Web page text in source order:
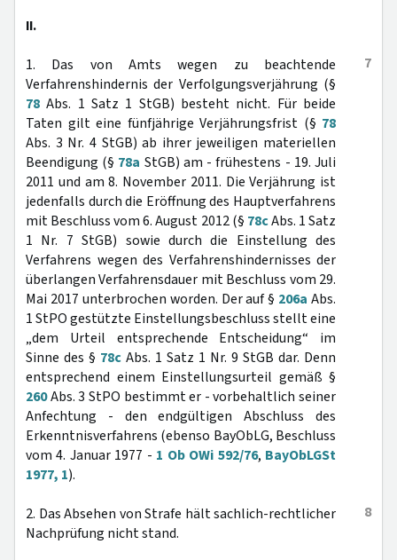
II.
7
1. Das von Amts wegen zu beachtende
Verfahrenshindernis der Verfolgungsverjährung (§
78 Abs. 1 Satz 1 StGB) besteht nicht. Für beide
Taten gilt eine fünfjährige Verjährungsfrist (§ 78
Abs. 3 Nr. 4 StGB) ab ihrer jeweiligen materiellen
Beendigung (§ 78a StGB) am - frühestens - 19. Juli
2011 und am 8. November 2011. Die Verjährung ist
jedenfalls durch die Eröffnung des Hauptverfahrens
mit Beschluss vom 6. August 2012 (§ 78cAbs. 1 Satz
1 Nr. 7 StGB) sowie durch die Einstellung des
Verfahrens wegen des Verfahrenshindernisses der
überlangen Verfahrensdauer mit Beschluss vom 29.
Mai 2017 unterbrochen worden. Der auf § 206a Abs.
1 StPO gestützte Einstellungsbeschluss stellt eine
„dem Urteil entsprechende Entscheidung“ im
Sinne des § 78c Abs. 1 Satz 1 Nr. 9 StGB dar. Denn
entsprechend einem Einstellungsurteil gemäß §
260Abs. 3 StPO bestimmt er - vorbehaltlich seiner
Anfechtung - den endgültigen Abschluss des
Erkenntnisverfahrens (ebenso BayObLG, Beschluss
vom 4. Januar 1977 - 1 Ob OWi 592/76, BayObLGSt
1977, 1).
8
2. Das Absehen von Strafe hält sachlich-rechtlicher
Nachprüfung nicht stand.